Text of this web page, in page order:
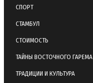
СПОРТ
СТАМБУЛ
СТОИМОСТЬ
ТАЙНЫ ВОСТОЧНОГО ГАРЕМА
ТРАДИЦИИ И КУЛЬТУРА